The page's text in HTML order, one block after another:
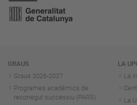
Navegació
GRAUS
Graus 2026-2027
Programes acadèmics de
recorregut successiu (PARS)
LA
La
La